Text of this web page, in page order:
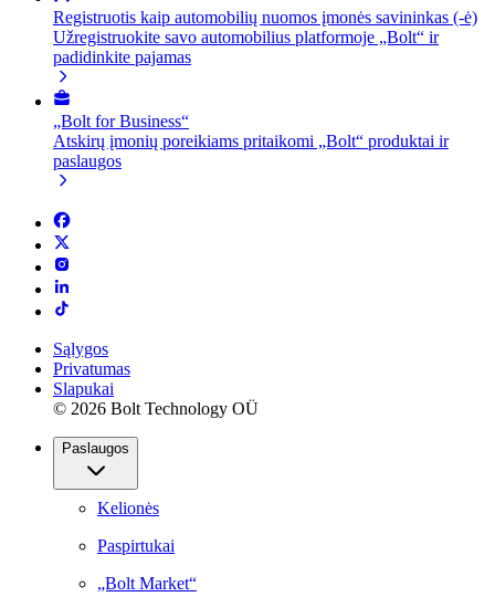
Registruotis kaip automobilių nuomos įmonės savininkas (-ė)
Užregistruokite savo automobilius platformoje „Bolt“ ir
padidinkite pajamas
„Bolt for Business“
Atskirų įmonių poreikiams pritaikomi „Bolt“ produktai ir
paslaugos
Sąlygos
Privatumas
Slapukai
© 2026 Bolt Technology OÜ
Paslaugos
Kelionės
Paspirtukai
„Bolt Market“